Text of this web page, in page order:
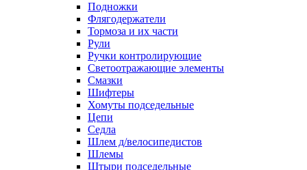
Подножки
Флягодержатели
Тормоза и их части
Рули
Ручки контролирующие
Светоотражающие элементы
Смазки
Шифтеры
Хомуты подседельные
Цепи
Седла
Шлем д/велосипедистов
Шлемы
Штыри подседельные